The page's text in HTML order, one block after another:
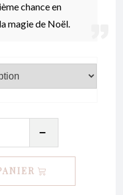
chance en
magie de Noël.
J'y
vais